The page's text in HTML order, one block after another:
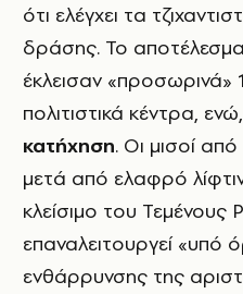
ότι ελέγχει τα
δράσης. Το αποτέλεσμα
έκλεισαν «προσωρινά»
πολιτιστικά κέντρα,
κατήχηση. Οι μισοί
μετά από ελαφρό
κλείσιμο του
επαναλειτουργεί «υπό
ενθάρρυνσης της